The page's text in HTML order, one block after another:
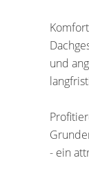
und
- ein